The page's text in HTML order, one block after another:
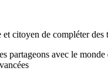
citoyen de compléter des
avec le